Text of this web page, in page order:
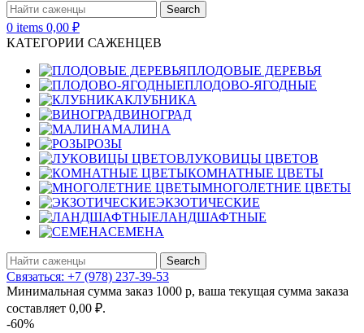
Search
0 items 0,00 ₽
КАТЕГОРИИ САЖЕНЦЕВ
ПЛОДОВЫЕ ДЕРЕВЬЯ
ПЛОДОВО-ЯГОДНЫЕ
КЛУБНИКА
ВИНОГРАД
МАЛИНА
РОЗЫ
ЛУКОВИЦЫ ЦВЕТОВ
КОМНАТНЫЕ ЦВЕТЫ
МНОГОЛЕТНИЕ ЦВЕТЫ
ЭКЗОТИЧЕСКИЕ
ЛАНДШАФТНЫЕ
СЕМЕНА
Search
Связаться: +7 (978) 237-39-53
Минимальная сумма заказ 1000 р, ваша текущая сумма заказа
составляет 0,00 ₽.
-60%